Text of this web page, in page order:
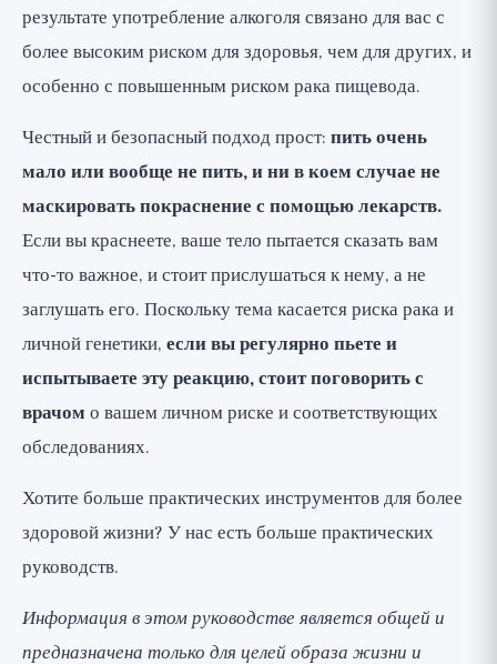
результате употребление алкоголя связано для вас с
более высоким риском для здоровья, чем для других, и
особенно с повышенным риском рака пищевода.
Честный и безопасный подход прост: пить очень
мало или вообще не пить, и ни в коем случае не
маскировать покраснение с помощью лекарств.
Если вы краснеете, ваше тело пытается сказать вам
что-то важное, и стоит прислушаться к нему, а не
заглушать его. Поскольку тема касается риска рака и
личной генетики, если вы регулярно пьете и
испытываете эту реакцию, стоит поговорить с
врачом о вашем личном риске и соответствующих
обследованиях.
Хотите больше практических инструментов для более
здоровой жизни? У нас естьбольше практических
руководств.
Информация в этом руководстве является общей и
предназначена только для целей образа жизни и